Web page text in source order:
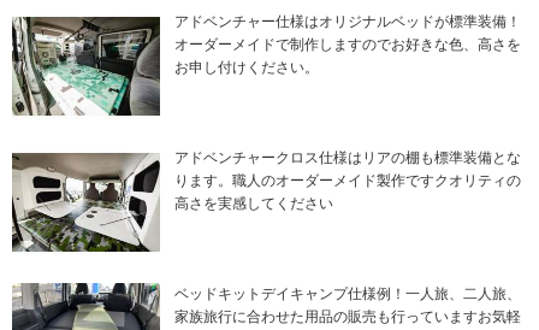
アドベンチャー仕様はオリジナルベッドが標準装備！
オーダーメイドで制作しますのでお好きな色、高さを
お申し付けください。
アドベンチャークロス仕様はリアの棚も標準装備とな
ります。職人のオーダーメイド製作ですクオリティの
高さを実感してください
ベッドキットデイキャンプ仕様例！一人旅、二人旅、
家族旅行に合わせた用品の販売も行っていますお気軽